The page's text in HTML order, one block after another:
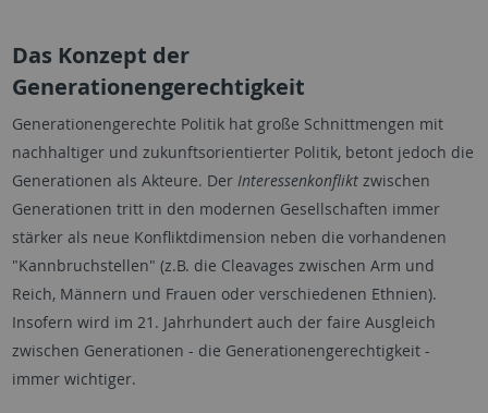
Das Konzept der
Generationengerechtigkeit
Generationengerechte Politik hat große Schnittmengen mit
nachhaltiger und zukunftsorientierter Politik, betont jedoch die
Generationen als Akteure. Der Interessenkonfliktzwischen
Generationen tritt in den modernen Gesellschaften immer
stärker als neue Konfliktdimension neben die vorhandenen
"Kannbruchstellen" (z.B. die Cleavages zwischen Arm und
Reich, Männern und Frauen oder verschiedenen Ethnien).
Insofern wird im 21. Jahrhundert auch der faire Ausgleich
zwischen Generationen - die Generationengerechtigkeit -
immer wichtiger.